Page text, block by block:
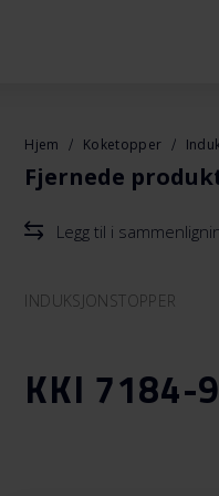
Hjem Koketopper
Fjernede
Legg til i
INDUKSJONSTOPPER
KKI 7184-